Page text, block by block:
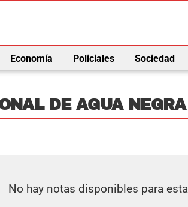
Economía Policiales Sociedad
DE AGUA NEGRA
No hay notas disponibles para